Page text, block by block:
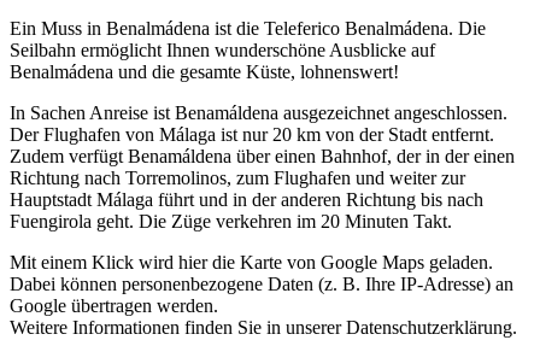
Ein Muss in Benalmádena ist die Teleferico Benalmádena. Die
Seilbahn ermöglicht Ihnen wunderschöne Ausblicke auf
Benalmádena und die gesamte Küste, lohnenswert!
In Sachen Anreise ist Benamáldena ausgezeichnet angeschlossen.
Der Flughafen von Málaga ist nur 20 km von der Stadt entfernt.
Zudem verfügt Benamáldena über einen Bahnhof, der in der einen
Richtung nach Torremolinos, zum Flughafen und weiter zur
Hauptstadt Málaga führt und in der anderen Richtung bis nach
Fuengirola geht. Die Züge verkehren im 20 Minuten Takt.
Mit einem Klick wird hier die Karte von Google Maps geladen.
Dabei können personenbezogene Daten (z. B. Ihre IP-Adresse) an
Google übertragen werden.
Weitere Informationen finden Sie in unserer Datenschutzerklärung.